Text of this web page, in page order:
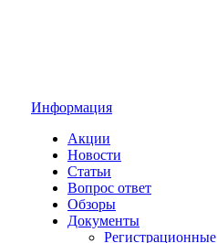
Информация
Акции
Новости
Статьи
Вопрос ответ
Обзоры
Документы
Регистрационные